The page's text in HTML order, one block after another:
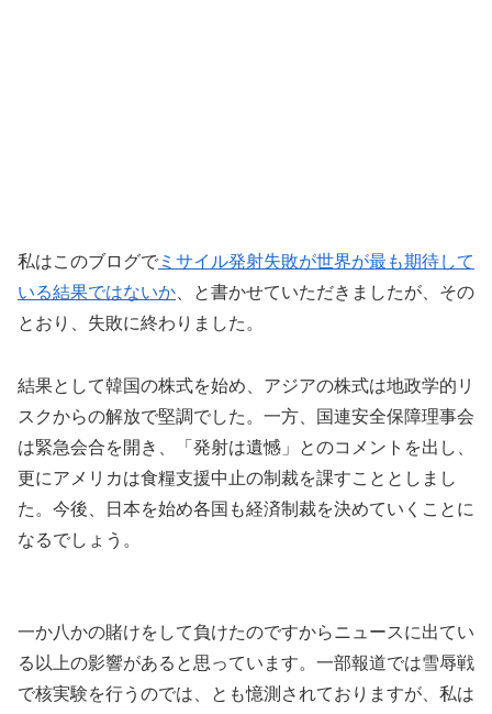
私はこのブログで ミサイル発射失敗が世界が最も期待して
いる結果ではないか 、と書かせていただきましたが、その
とおり、失敗に終わりました。
結果として韓国の株式を始め、アジアの株式は地政学的リ
スクからの解放で堅調でした。一方、国連安全保障理事会
は緊急会合を開き、「発射は遺憾」とのコメントを出し、
更にアメリカは食糧支援中止の制裁を課すこととしまし
た。今後、日本を始め各国も経済制裁を決めていくことに
なるでしょう。
一か八かの賭けをして負けたのですからニュースに出てい
る以上の影響があると思っています。一部報道では雪辱戦
で核実験を行うのでは、とも憶測されておりますが、私は